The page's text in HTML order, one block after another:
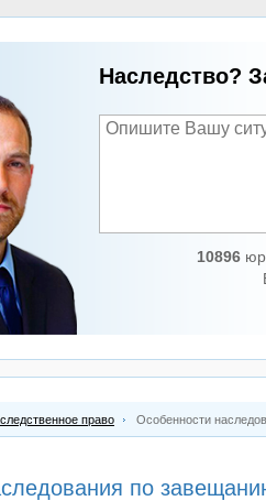
Наследство?
10896
право Особенности
по